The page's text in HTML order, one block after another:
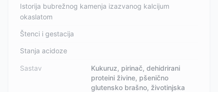
Istorija bubrežnog kamenja izazvanog kalcijum
okaslatom
Štenci i gestacija
Stanja acidoze
Sastav
Kukuruz, pirinač, dehidrirani
proteini živine, pšenično
glutensko brašno, životinjska